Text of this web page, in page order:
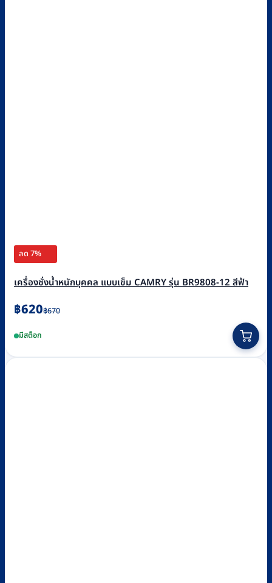
ลด 7%
เครื่องชั่งน้ำหนักบุคคล แบบเข็ม CAMRY รุ่น BR9808-12 สีฟ้า
฿670
Original
was:
฿670.
฿620
Current
is:
฿620.
มีสต็อก